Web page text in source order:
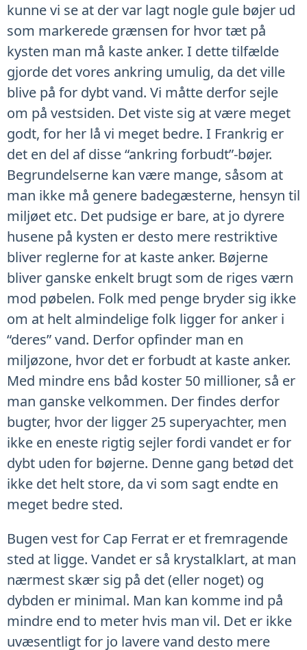
kunne vi se at der var lagt nogle gule bøjer ud
som markerede grænsen for hvor tæt på
kysten man må kaste anker. I dette tilfælde
gjorde det vores ankring umulig, da det ville
blive på for dybt vand. Vi måtte derfor sejle
om på vestsiden. Det viste sig at være meget
godt, for her lå vi meget bedre. I Frankrig er
det en del af disse “ankring forbudt”-bøjer.
Begrundelserne kan være mange, såsom at
man ikke må genere badegæsterne, hensyn til
miljøet etc. Det pudsige er bare, at jo dyrere
husene på kysten er desto mere restriktive
bliver reglerne for at kaste anker. Bøjerne
bliver ganske enkelt brugt som de riges værn
mod pøbelen. Folk med penge bryder sig ikke
om at helt almindelige folk ligger for anker i
“deres” vand. Derfor opfinder man en
miljøzone, hvor det er forbudt at kaste anker.
Med mindre ens båd koster 50 millioner, så er
man ganske velkommen. Der findes derfor
bugter, hvor der ligger 25 superyachter, men
ikke en eneste rigtig sejler fordi vandet er for
dybt uden for bøjerne. Denne gang betød det
ikke det helt store, da vi som sagt endte en
meget bedre sted.
Bugen vest for Cap Ferrat er et fremragende
sted at ligge. Vandet er så krystalklart, at man
nærmest skær sig på det (eller noget) og
dybden er minimal. Man kan komme ind på
mindre end to meter hvis man vil. Det er ikke
uvæsentligt for jo lavere vand desto mere